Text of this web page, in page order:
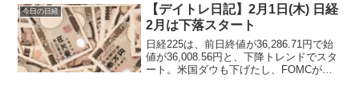
今日の日経
【デイトレ日記】2月1日(木) 日経
2月は下落スタート
日経225は、前日終値が36,286.71円で始
値が36,008.56円と、下降トレンドでスタ
ート。米国ダウも下げたし、FOMCが金